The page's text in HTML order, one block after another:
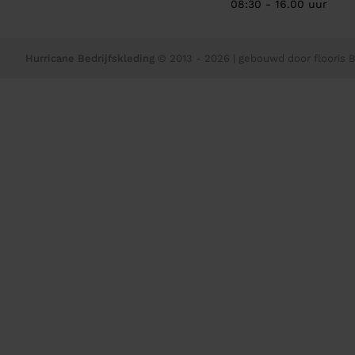
08:30 - 16.00 uur
Hurricane Bedrijfskleding © 2013 - 2026 | gebouwd door flooris